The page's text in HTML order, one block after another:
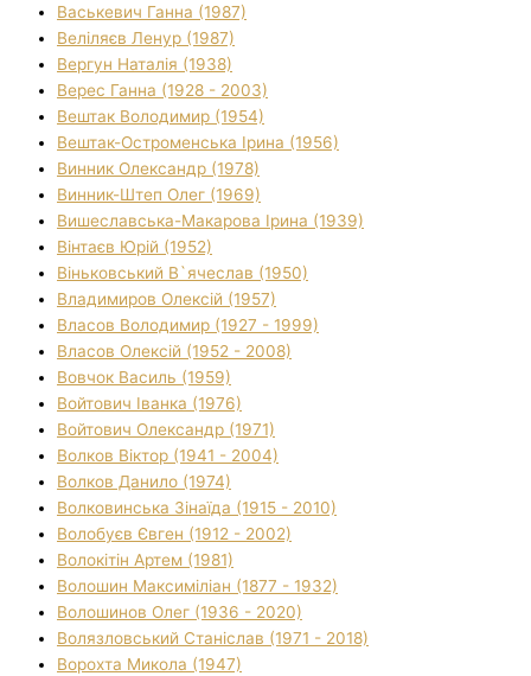
Васькевич Ганна (1987)
Веліляєв Ленур (1987)
Вергун Наталія (1938)
Верес Ганна (1928 - 2003)
Вештак Володимир (1954)
Вештак-Остроменська Ірина (1956)
Винник Олександр (1978)
Винник-Штеп Олег (1969)
Вишеславська-Макарова Ірина (1939)
Вінтаєв Юрій (1952)
Віньковський В`ячеслав (1950)
Владимиров Олексій (1957)
Власов Володимир (1927 - 1999)
Власов Олексій (1952 - 2008)
Вовчок Василь (1959)
Войтович Іванка (1976)
Войтович Олександр (1971)
Волков Віктор (1941 - 2004)
Волков Данило (1974)
Волковинська Зінаїда (1915 - 2010)
Волобуєв Євген (1912 - 2002)
Волокітін Артем (1981)
Волошин Максиміліан (1877 - 1932)
Волошинов Олег (1936 - 2020)
Волязловський Станіслав (1971 - 2018)
Ворохта Микола (1947)